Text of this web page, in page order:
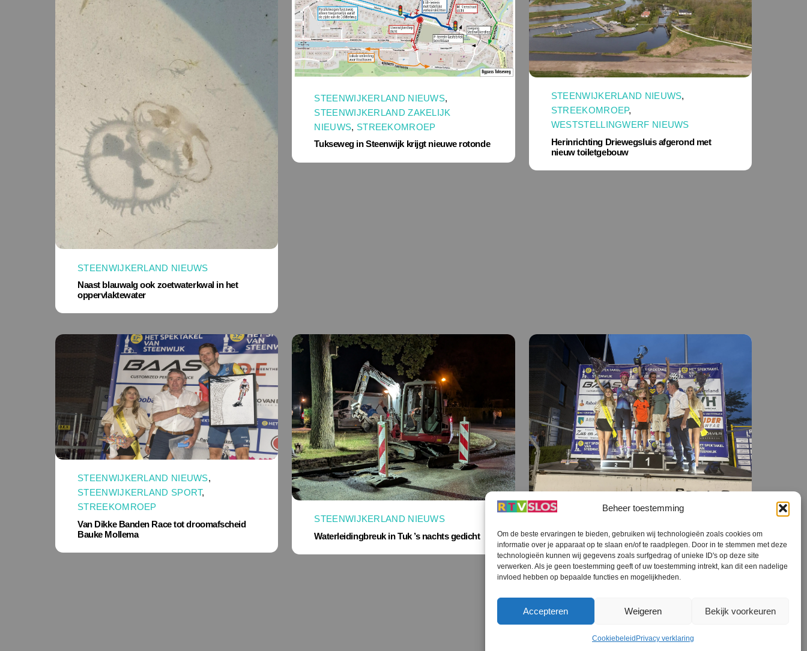
Beheer toestemming
Om de beste ervaringen te bieden, gebruiken wij technologieën zoals cookies om
informatie over je apparaat op te slaan en/of te raadplegen. Door in te stemmen met deze
technologieën kunnen wij gegevens zoals surfgedrag of unieke ID's op deze site
verwerken. Als je geen toestemming geeft of uw toestemming intrekt, kan dit een nadelige
invloed hebben op bepaalde functies en mogelijkheden.
Accepteren Weigeren Bekijk voorkeuren
Cookiebeleid Privacy verklaring
STEENWIJKERLAND NIEUWS
Naast blauwalg ook zoetwaterkwal in het
oppervlaktewater
STEENWIJKERLAND NIEUWS,
STEENWIJKERLAND ZAKELIJK
NIEUWS, STREEKOMROEP
Tukseweg in Steenwijk krijgt nieuwe rotonde
STEENWIJKERLAND NIEUWS,
STREEKOMROEP,
WESTSTELLINGWERF NIEUWS
Herinrichting Driewegsluis afgerond met
nieuw toiletgebouw
STEENWIJKERLAND NIEUWS,
STEENWIJKERLAND SPORT,
STREEKOMROEP
Van Dikke Banden Race tot droomafscheid
Bauke Mollema
STEENWIJKERLAND NIEUWS
Waterleidingbreuk in Tuk ’s nachts gedicht
STEENWIJKERLAND SPORT,
STREEKOMROEP
Mollema wint in Spektakel zijn allerlaatste
koers in Noord-Nederland